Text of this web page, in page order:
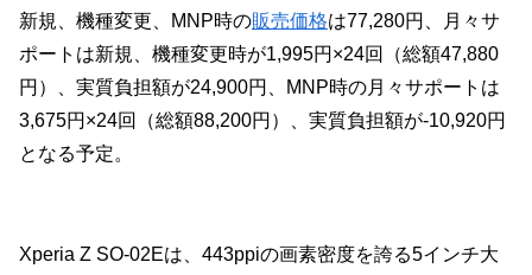
新規、機種変更、MNP時の販売価格は77,280円、月々サ
ポートは新規、機種変更時が1,995円×24回（総額47,880
円）、実質負担額が24,900円、MNP時の月々サポートは
3,675円×24回（総額88,200円）、実質負担額が-10,920円
となる予定。
Xperia Z SO-02Eは、443ppiの画素密度を誇る5インチ大